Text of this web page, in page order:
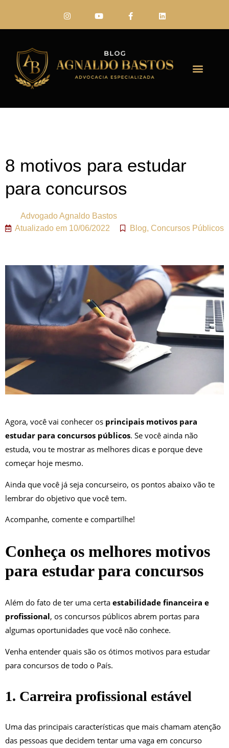
8 motivos para estudar
para concursos
AdvogadoAgnaldo Bastos
Atualizado em 10/06/2022 Blog, Concursos Públicos
Agora, você vai conhecer os principais motivos para
estudar para concursos públicos. Se você ainda não
estuda, vou te mostrar as melhores dicas e porque deve
começar hoje mesmo.
Ainda que você já seja concurseiro, os pontos abaixo vão te
lembrar do objetivo que você tem.
Acompanhe, comente e compartilhe!
Conheça os melhores motivos
para estudar para concursos
Além do fato de ter uma certa estabilidade financeira e
profissional, os concursos públicos abrem portas para
algumas oportunidades que você não conhece.
Venha entender quais são os ótimos motivos para estudar
para concursos de todo o País.
1. Carreira profissional estável
Uma das principais características que mais chamam atenção
das pessoas que decidem tentar uma vaga em concurso